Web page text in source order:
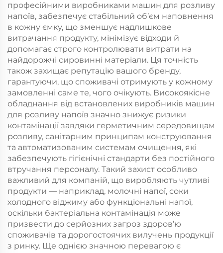
професійними виробниками машин для розливу
напоїв, забезпечує стабільний об’єм наповнення
в кожну ємку, що зменшує надлишкове
витрачання продукту, мінімізує відходи й
допомагає строго контролювати витрати на
найдорожчі сировинні матеріали. Ця точність
також захищає репутацію вашого бренду,
гарантуючи, що споживачі отримують у кожному
замовленні саме те, чого очікують. Високоякісне
обладнання від встановлених виробників машин
для розливу напоїв значно знижує ризики
контамінації завдяки герметичним середовищам
розливу, санітарним принципам конструювання
та автоматизованим системам очищення, які
забезпечують гігієнічні стандарти без постійного
втручання персоналу. Такий захист особливо
важливий для компаній, що виробляють чутливі
продукти — наприклад, молочні напої, соки
холодного віджиму або функціональні напої,
оскільки бактеріальна контамінація може
призвести до серйозних загроз здоров’ю
споживачів та дорогостоячих вилучень продукції
з ринку. Ще однією значною перевагою є